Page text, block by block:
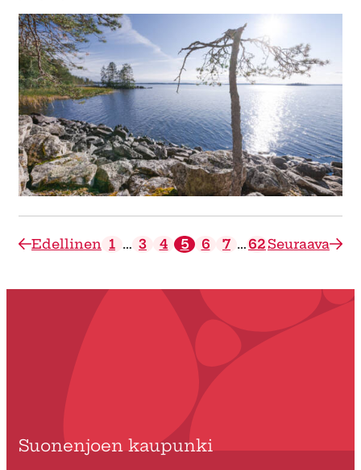
Edellinen 1 … 3 4 5 6 7 …62Seuraava
Suonenjoen kaupunki